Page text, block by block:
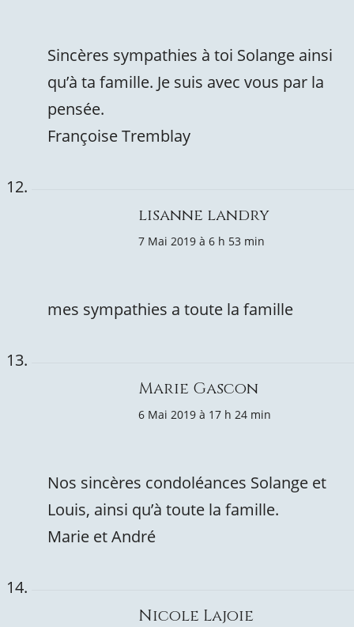
Sincères sympathies à toi Solange ainsi
qu’à ta famille. Je suis avec vous par la
pensée.
Françoise Tremblay
lisanne landry
7 Mai 2019 à 6 h 53 min
mes sympathies a toute la famille
Marie Gascon
6 Mai 2019 à 17 h 24 min
Nos sincères condoléances Solange et
Louis, ainsi qu’à toute la famille.
Marie et André
Nicole Lajoie